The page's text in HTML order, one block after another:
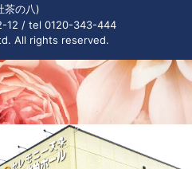
茶の八)
12 / tel 0120-343-444
All rights reserved.